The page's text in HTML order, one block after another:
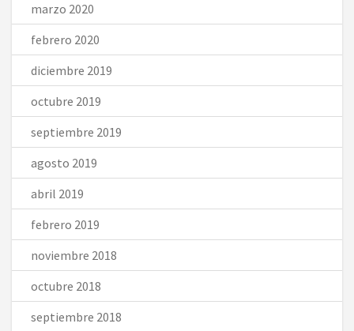
marzo 2020
febrero 2020
diciembre 2019
octubre 2019
septiembre 2019
agosto 2019
abril 2019
febrero 2019
noviembre 2018
octubre 2018
septiembre 2018